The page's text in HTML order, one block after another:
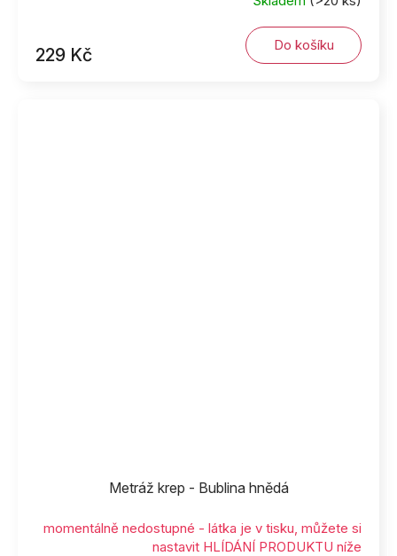
229 Kč Do košíku
Metráž krep - Bublina hnědá
momentálně nedostupné - látka je v tisku, můžete si
nastavit HLÍDÁNÍ PRODUKTU níže